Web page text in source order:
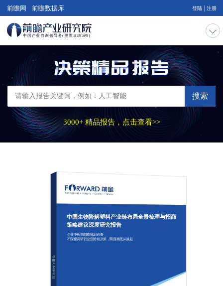
前瞻网 前瞻数据库 登陆 注册
搜索
3000+ 精品报告，点击查看>>
中国生物降解塑料产业链布局全景梳理与招商
策略建议深度研究报告
企业中长期战略规划必备
不深度调研行业形势就决策，回报将无从谈起